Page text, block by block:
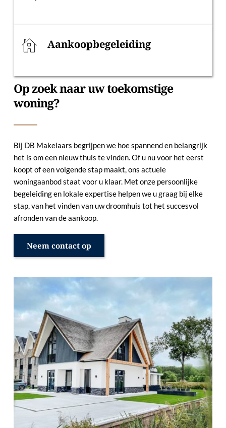
Aankoopbegeleiding
Op zoek naar uw toekomstige
woning?
Bij DB Makelaars begrijpen we hoe spannend en belangrijk
het is om een nieuw thuis te vinden. Of u nu voor het eerst
koopt of een volgende stap maakt, ons actuele
woningaanbod staat voor u klaar. Met onze persoonlijke
begeleiding en lokale expertise helpen we u graag bij elke
stap, van het vinden van uw droomhuis tot het succesvol
afronden van de aankoop.
Neem contact op